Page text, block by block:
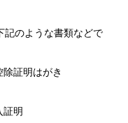
記のような書類などで
証明はがき
証明